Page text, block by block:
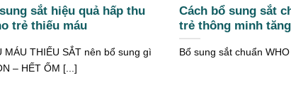
sắt hiệu quả hấp thu
trẻ thiếu máu
MÁU THIẾU SẮT nên bổ sung gì
– HẾT ỐM [...]
Cách bổ sung sắt
trẻ thông minh
Bổ sung sắt chuẩn